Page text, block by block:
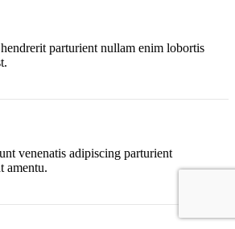
parturient nullam enim lobortis
venenatis adipiscing parturient
amentu.